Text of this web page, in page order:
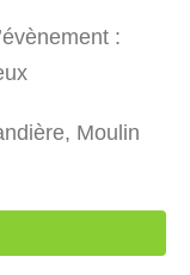
:
Moulin